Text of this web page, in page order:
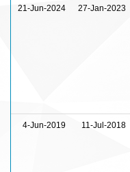
21-Jun-2024 27-Jan-2023
4-Jun-2019 11-Jul-2018